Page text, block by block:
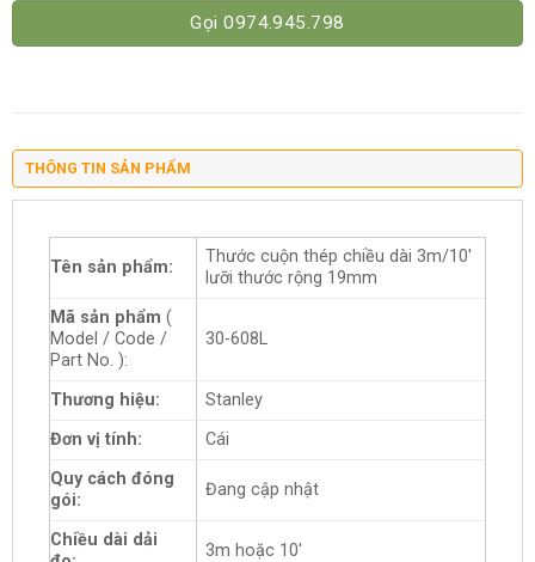
Gọi 0974.945.798
THÔNG TIN SẢN PHẨM
Tên sản phẩm:
Thước cuộn thép chiều dài 3m/10′
lưỡi thước rộng 19mm
Mã sản phẩm (
Model / Code /
Part No. ):
30-608L
Thương hiệu:
Stanley
Đơn vị tính:
Cái
Quy cách đóng
gói:
Đang cập nhật
Chiều dài dải
3m hoặc 10′